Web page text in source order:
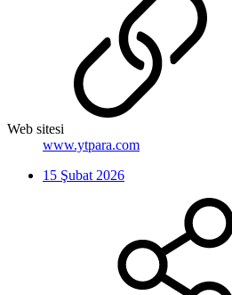
Web sitesi
www.ytpara.com
15 Şubat 2026